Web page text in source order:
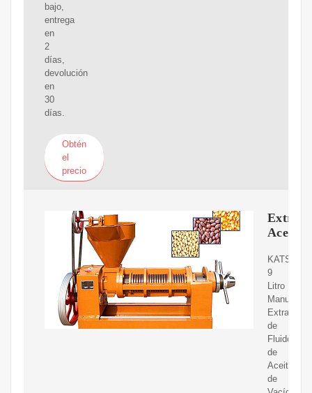
bajo,
entrega
en
2
días,
devolución
en
30
días.
Obtén
el
precio
Aceite
KATSU
9
Litro
Manual
Extractor
de
Fluido
de
Aceite
de